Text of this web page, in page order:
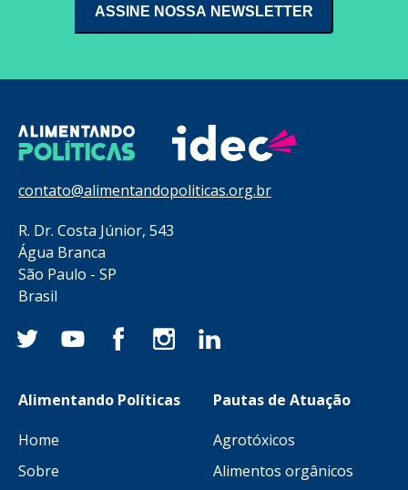
contato@alimentandopoliticas.org.br
R. Dr. Costa Júnior, 543
Água Branca
São Paulo - SP
Brasil
Alimentando Políticas
Home
Sobre
Pautas de Atuação
Agrotóxicos
Alimentos orgânicos